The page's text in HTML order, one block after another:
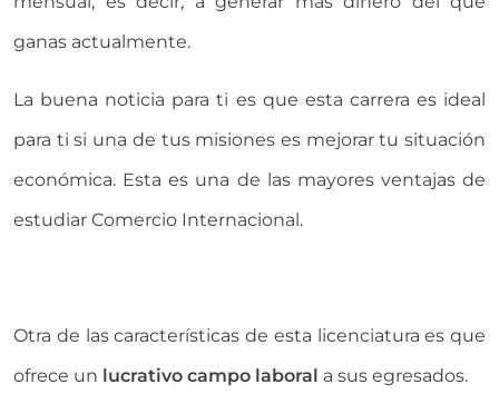
ganas actualmente.
La buena noticia para ti es que esta carrera es ideal
para ti si una de tus misiones es mejorar tu situación
económica. Esta es una de las mayores ventajas de
estudiar Comercio Internacional.
Otra de las características de esta licenciatura es que
ofrece un lucrativo campo laboral a sus egresados.